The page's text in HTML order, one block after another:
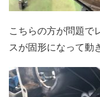
こちらの方が問題で
スが固形になって動